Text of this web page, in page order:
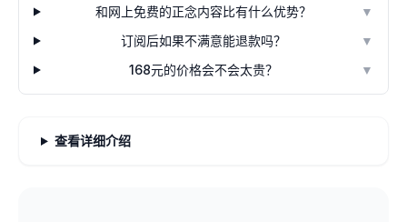
和网上免费的正念内容比有什么优势？
▼
订阅后如果不满意能退款吗？
▼
168元的价格会不会太贵？
▼
查看详细介绍